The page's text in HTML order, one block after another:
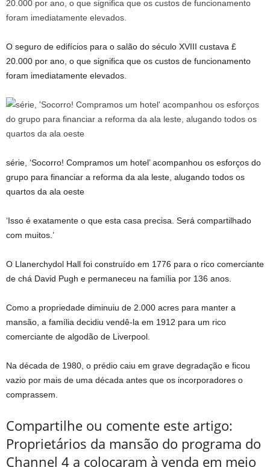
O seguro de edifícios para o salão do século XVIII custava £
20.000 por ano, o que significa que os custos de funcionamento
foram imediatamente elevados.
série, ‘Socorro! Compramos um hotel’ acompanhou os esforços do
grupo para financiar a reforma da ala leste, alugando todos os
quartos da ala oeste
‘Isso é exatamente o que esta casa precisa. Será compartilhado
com muitos.’
O Llanerchydol Hall foi construído em 1776 para o rico comerciante
de chá David Pugh e permaneceu na família por 136 anos.
Como a propriedade diminuiu de 2.000 acres para manter a
mansão, a família decidiu vendê-la em 1912 para um rico
comerciante de algodão de Liverpool.
Na década de 1980, o prédio caiu em grave degradação e ficou
vazio por mais de uma década antes que os incorporadores o
comprassem.
Compartilhe ou comente este artigo:
Proprietários da mansão do programa do
Channel 4 a colocaram à venda em meio